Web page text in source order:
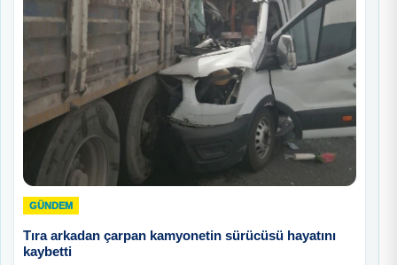
GÜNDEM
Tıra arkadan çarpan kamyonetin sürücüsü hayatını
kaybetti